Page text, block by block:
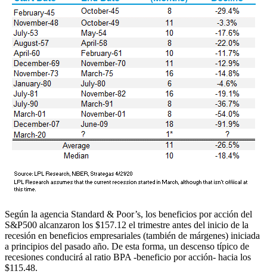
Según la agencia Standard & Poor’s, los beneficios por acción del
S&P500 alcanzaron los $157.12 el trimestre antes del inicio de la
recesión en beneficios empresariales (también de márgenes) iniciada
a principios del pasado año. De esta forma, un descenso típico de
recesiones conducirá al ratio BPA -beneficio por acción- hacia los
$115.48.